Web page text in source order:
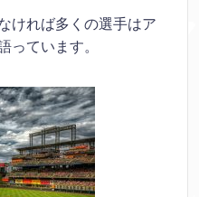
ければ多くの選手はア
っています。